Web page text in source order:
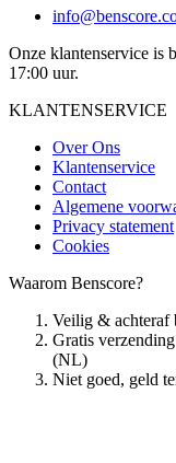
Onze klantenservice is
17:00 uur.
KLANTENSERVICE
Over Ons
Klantenservice
Contact
Algemene
Privacy statement
Cookies
Waarom Benscore?
Veilig & achteraf
Gratis
(NL)
Niet goed, geld